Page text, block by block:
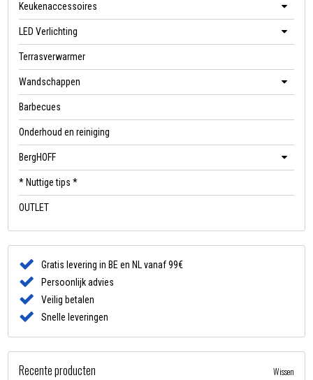
Keukenaccessoires
LED Verlichting
Terrasverwarmer
Wandschappen
Barbecues
Onderhoud en reiniging
BergHOFF
* Nuttige tips *
OUTLET
Gratis levering in BE en NL vanaf 99€
Persoonlijk advies
Veilig betalen
Snelle leveringen
Recente producten Wissen